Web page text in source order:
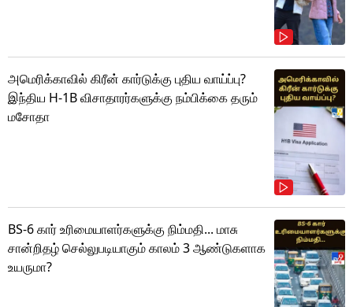
அமெரிக்காவில் கிரீன் கார்டுக்கு புதிய வாய்ப்பு?
இந்திய H-1B விசாதாரர்களுக்கு நம்பிக்கை தரும்
மசோதா
BS-6 கார் உரிமையாளர்களுக்கு நிம்மதி... மாசு
சான்றிதழ் செல்லுபடியாகும் காலம் 3 ஆண்டுகளாக
உயருமா?